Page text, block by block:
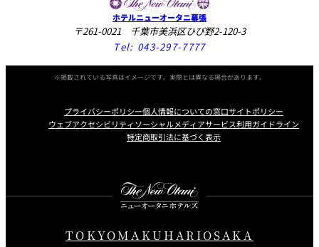
ホテルニューオータニ幕張
〒261-0021 千葉市美浜区ひび野2-120-3
Tel: 043-297-7777
※掲載されている写真はイメージです。実際とは異なる場合があります。
プライバシーポリシー個人情報についての窓口サイトポリシー
ウェブアクセシビリティソーシャルメディアサービス利用ガイドライン
特定商取引法に基づく表示
TOKYOMAKUHARIOSAKA